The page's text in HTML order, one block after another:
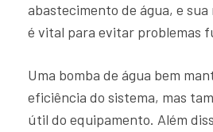
abastecimento de água, e
é vital para evitar problemas
Uma bomba de água bem
eficiência do sistema, mas
útil do equipamento. Além